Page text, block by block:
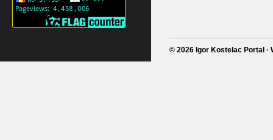
© 2026 Igor Kostelac Portal